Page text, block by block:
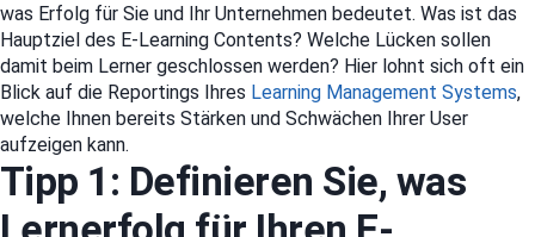
was Erfolg für Sie und Ihr Unternehmen bedeutet. Was ist das
Hauptziel des E-Learning Contents? Welche Lücken sollen
damit beim Lerner geschlossen werden? Hier lohnt sich oft ein
Blick auf die Reportings Ihres Learning Management Systems,
welche Ihnen bereits Stärken und Schwächen Ihrer User
aufzeigen kann.
Tipp 1: Definieren Sie, was